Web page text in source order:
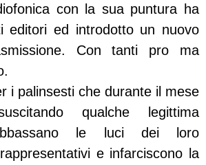
con la sua puntura ha
editori ed introdotto un nuovo
Con tanti pro ma
i palinsesti che durante il mese
qualche legittima
le luci dei loro
e infarciscono la